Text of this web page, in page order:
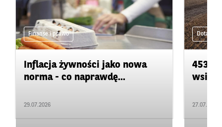
Finanse i prawo
Inflacja żywności jako nowa
norma - co naprawdę...
29.07.2026
Dotacje
453
wsi.
27.07.2026